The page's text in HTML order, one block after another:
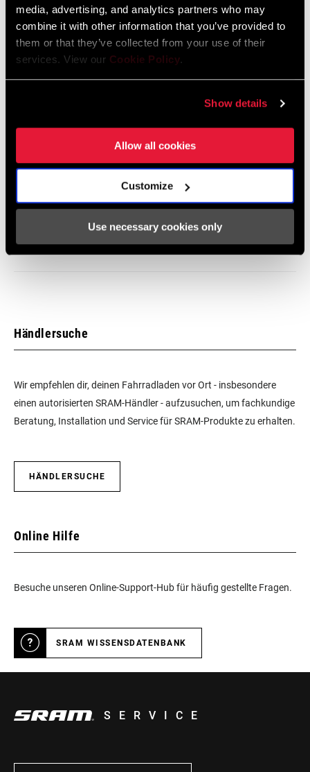
media, advertising, and analytics partners who may
combine it with other information that you’ve provided to
them or that they’ve collected from your use of their
services. View our Cookie Policy.
Show details
Allow all cookies
Customize
Use necessary cookies only
SRAM Gewährleistung
10 MB
Händlersuche
Wir empfehlen dir, deinen Fahrradladen vor Ort - insbesondere
einen autorisierten SRAM-Händler - aufzusuchen, um fachkundige
Beratung, Installation und Service für SRAM-Produkte zu erhalten.
HÄNDLERSUCHE
Online Hilfe
Besuche unseren Online-Support-Hub für häufig gestellte Fragen.
SRAM WISSENSDATENBANK
SERVICE